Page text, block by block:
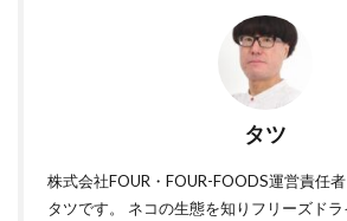
タツ
株式会社FOUR・FOUR-FOODS運営責任
タツです。 ネコの生態を知りフリーズド